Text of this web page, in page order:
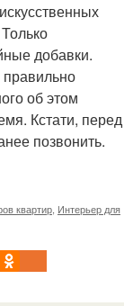
добавки.
об этом
Кстати, перед
позвонить.
квартир, Интерьер для